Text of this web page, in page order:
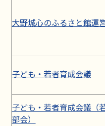
大野城心のふるさと館運
子ども・若者育成会議
子ども・若者育成会議（
部会）